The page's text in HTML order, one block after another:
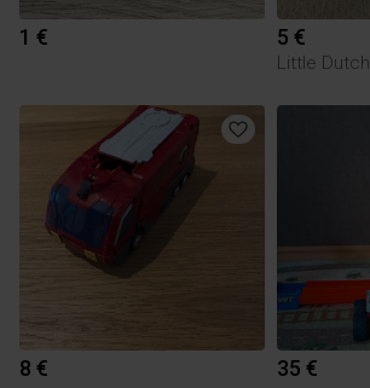
1 € 5 €
Little Dutch
8 € 35 €